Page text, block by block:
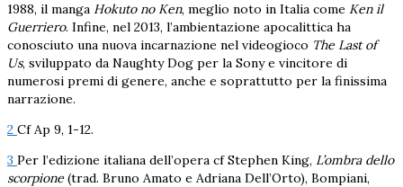
1988, il manga Hokuto no Ken, meglio noto in Italia come Ken il
Guerriero. Infine, nel 2013, l’ambientazione apocalittica ha
conosciuto una nuova incarnazione nel videogioco The Last of
Us, sviluppato da Naughty Dog per la Sony e vincitore di
numerosi premi di genere, anche e soprattutto per la finissima
narrazione.
2 Cf Ap 9, 1-12.
3 Per l’edizione italiana dell’opera cf Stephen King, L’ombra dello
scorpione (trad. Bruno Amato e Adriana Dell’Orto), Bompiani,